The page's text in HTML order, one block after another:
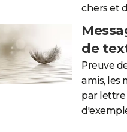
chers et
de
Preuve
amis, les
par lettre